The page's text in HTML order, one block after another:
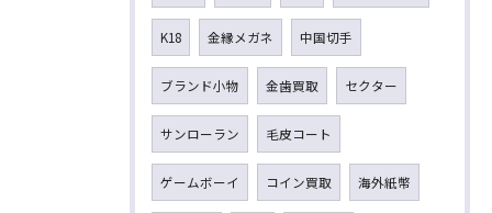
K18 金縁メガネ 中国切手
ブランド小物 金歯買取 セクター
サンローラン 毛皮コート
ゲームボーイ コイン買取 海外紙幣